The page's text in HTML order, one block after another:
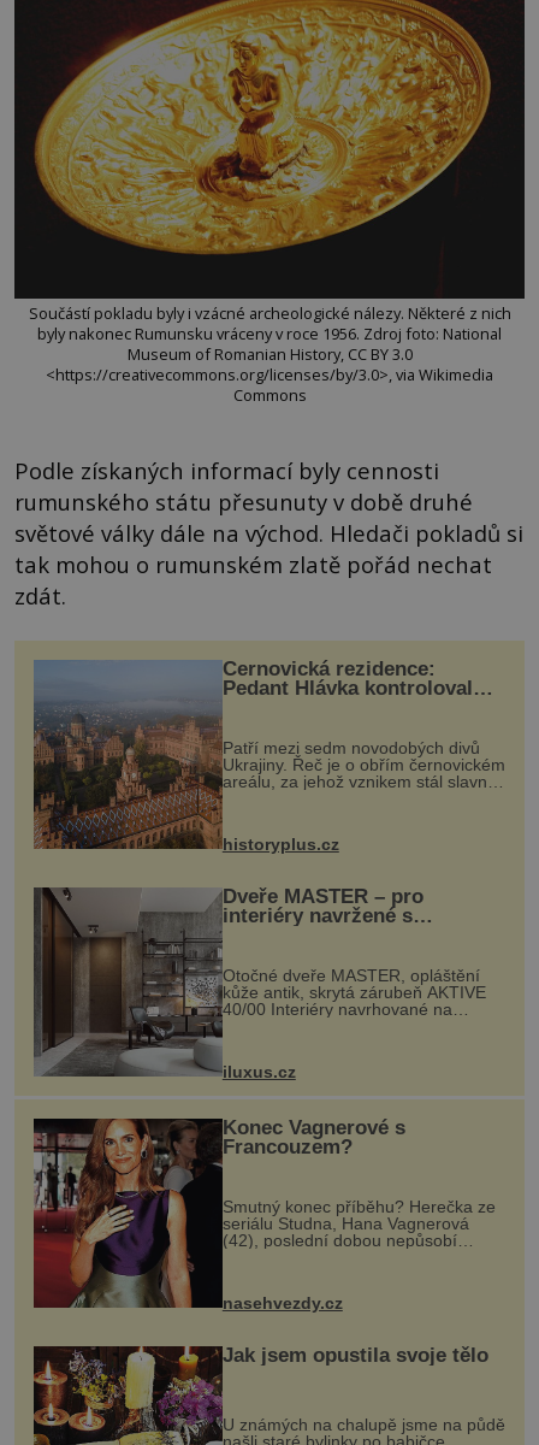
Součástí pokladu byly i vzácné archeologické nálezy. Některé z nich
byly nakonec Rumunsku vráceny v roce 1956. Zdroj foto: National
Museum of Romanian History, CC BY 3.0
<https://creativecommons.org/licenses/by/3.0>, via Wikimedia
Commons
Podle získaných informací byly cennosti
rumunského státu přesunuty v době druhé
světové války dále na východ. Hledači pokladů si
tak mohou o rumunském zlatě pořád nechat
zdát.
Černovická rezidence:
Pedant Hlávka kontroloval
Patří mezi sedm novodobých divů
Ukrajiny. Řeč je o obřím černovickém
areálu, za jehož vznikem stál slavný
český architekt Josef Hlávka. Ten si
na něm dal mimořádně záležet. Jeho
historyplus.cz
Dveře MASTER – pro
interiéry navržené s
rozumem i vášní!
Otočné dveře MASTER, opláštění
kůže antik, skrytá zárubeň AKTIVE
40/00 Interiéry navrhované na
zakázku často vyžadují atypické
rozměry nejen nábytku, ale i
dnes umož...
iluxus.cz
Konec Vagnerové s
Francouzem?
Smutný konec příběhu? Herečka ze
seriálu Studna, Hana Vagnerová
(42), poslední dobou nepůsobí
nasehvezdy.cz
Jak jsem opustila svoje tělo
U známých na chalupě jsme na půdě
našli staré bylinky po babičce.